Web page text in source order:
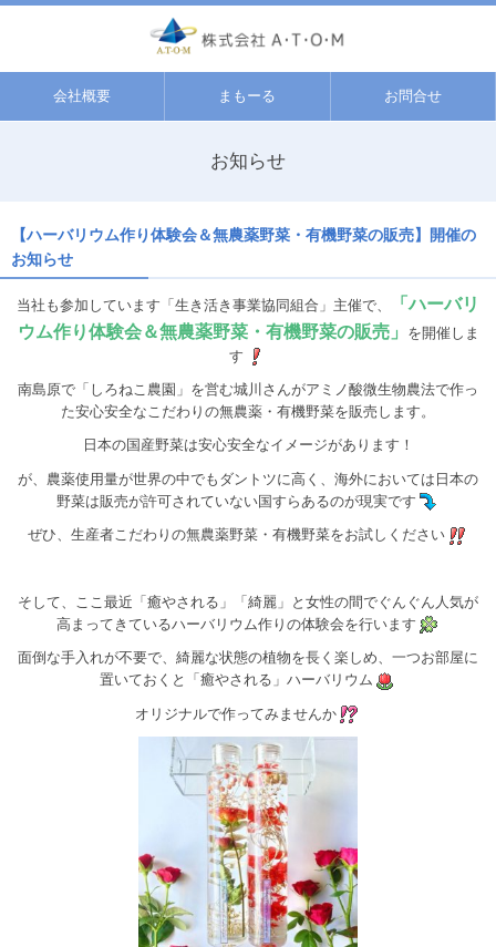
会社概要 まもーる お問合せ
お知らせ
【ハーバリウム作り体験会＆無農薬野菜・有機野菜の販売】開催の
お知らせ
当社も参加しています「生き活き事業協同組合」主催で、
「ハーバリ
ウム作り体験会＆無農薬野菜・有機野菜の販売」
を開催しま
す
南島原で「しろねこ農園」を営む城川さんがアミノ酸微生物農法で作っ
た安心安全なこだわりの無農薬・有機野菜を販売します。
日本の国産野菜は安心安全なイメージがあります！
が、農薬使用量が世界の中でもダントツに高く、海外においては日本の
野菜は販売が許可されていない国すらあるのが現実です
ぜひ、生産者こだわりの無農薬野菜・有機野菜をお試しください
そして、ここ最近「癒やされる」「綺麗」と女性の間でぐんぐん人気が
高まってきているハーバリウム作りの体験会を行います
面倒な手入れが不要で、綺麗な状態の植物を長く楽しめ、一つお部屋に
置いておくと「癒やされる」ハーバリウム
オリジナルで作ってみませんか